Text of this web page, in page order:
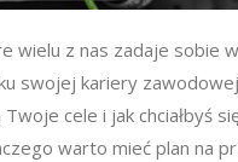
wielu z nas zadaje sobie
swojej kariery
cele i jak chciałbyś
warto mieć plan na